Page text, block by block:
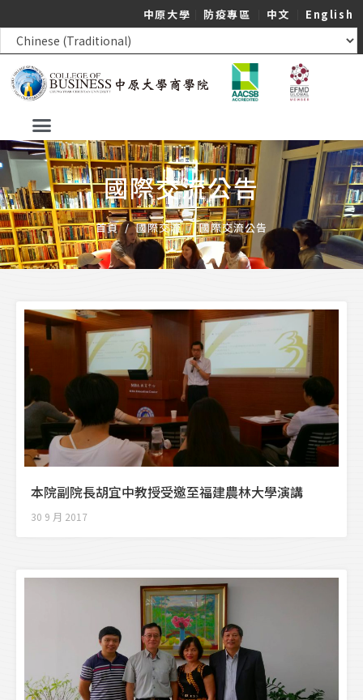
中原大學 防疫專區 中文 English
國際交流公告
首頁/國際交流/國際交流公告
本院副院長胡宜中教授受邀至福建農林大學演講
30 9 月 2017